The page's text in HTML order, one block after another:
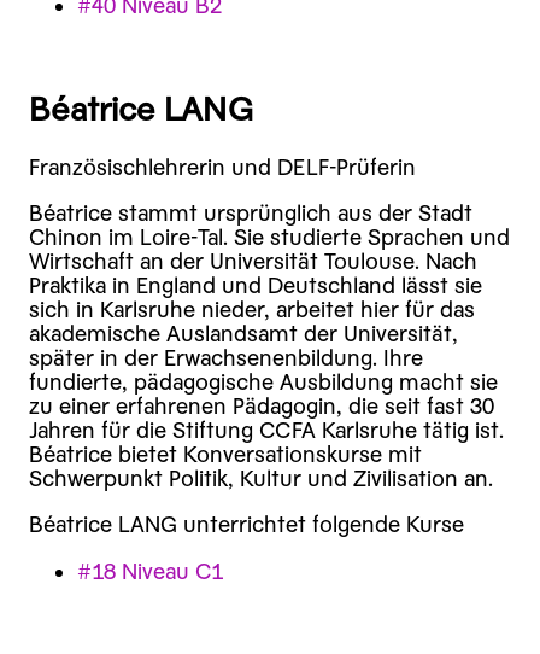
#40 Niveau B2
Béatrice LANG
Französischlehrerin und DELF-Prüferin
Béatrice stammt ursprünglich aus der Stadt
Chinon im Loire-Tal. Sie studierte Sprachen und
Wirtschaft an der Universität Toulouse. Nach
Praktika in England und Deutschland lässt sie
sich in Karlsruhe nieder, arbeitet hier für das
akademische Auslandsamt der Universität,
später in der Erwachsenenbildung. Ihre
fundierte, pädagogische Ausbildung macht sie
zu einer erfahrenen Pädagogin, die seit fast 30
Jahren für die Stiftung CCFA Karlsruhe tätig ist.
Béatrice bietet Konversationskurse mit
Schwerpunkt Politik, Kultur und Zivilisation an.
Béatrice LANG unterrichtet folgende Kurse
#18 Niveau C1